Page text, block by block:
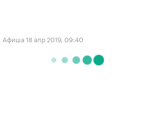
Афиша 18 апр 2019, 09:40